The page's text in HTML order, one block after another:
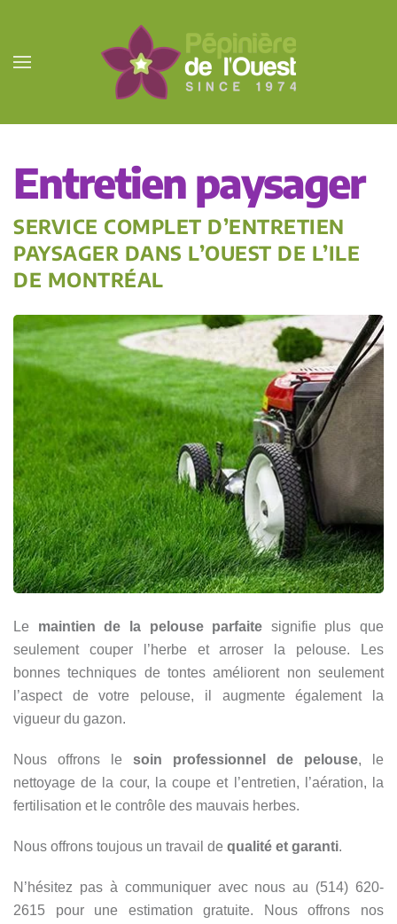
Passer au contenu principal
Entretien paysager
SERVICE COMPLET D’ENTRETIEN
PAYSAGER DANS L’OUEST DE L’ILE
DE MONTRÉAL
Le maintien de la pelouse parfaite signifie plus que
seulement couper l’herbe et arroser la pelouse. Les
bonnes techniques de tontes améliorent non seulement
l’aspect de votre pelouse, il augmente également la
vigueur du gazon.
Nous offrons le soin professionnel de pelouse, le
nettoyage de la cour, la coupe et l’entretien, l’aération, la
fertilisation et le contrôle des mauvais herbes.
Nous offrons toujous un travail de qualité et garanti.
N’hésitez pas à communiquer avec nous au (514) 620-
2615 pour une estimation gratuite. Nous offrons nos